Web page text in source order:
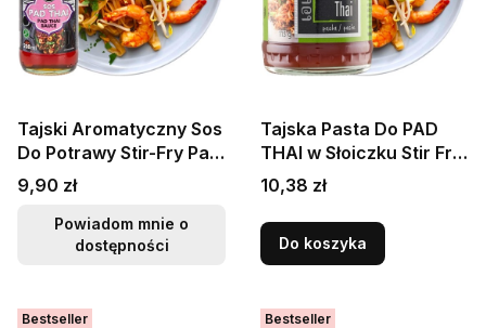
Tajski Aromatyczny Sos
Do Potrawy Stir-Fry Pad
Thai 200ml ASIA
KITCHEN
Cena
9,90 zł
Powiadom mnie o
dostępności
Tajska Pasta Do PAD
THAI w Słoiczku Stir Fry
Thai Paste 113g HOUSE
OF ASIA
Cena
10,38 zł
Do koszyka
Bestseller Bestseller